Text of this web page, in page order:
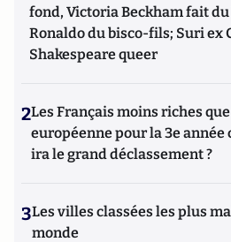
fond, Victoria Beckham fait
Ronaldo du bisco-fils; Suri ex
Shakespeare queer
2Les Français moins riches
européenne pour la 3e
ira le grand déclassement ?
3Les villes classées les plus
monde